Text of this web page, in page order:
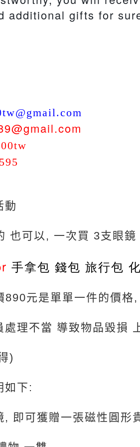
additional gifts for
動
也可以, 一次買 3支眼
手拿包 錢包 旅行包
元是單單一件的價格
處理不當 導致物品毀損
)
如下:
, 即可獲贈一張磁性圓形